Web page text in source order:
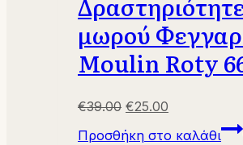
μωρού
Moulin Roty
€39.00 Original
price
€25.00
τρέχουσα
Προσθήκη στο καλάθι